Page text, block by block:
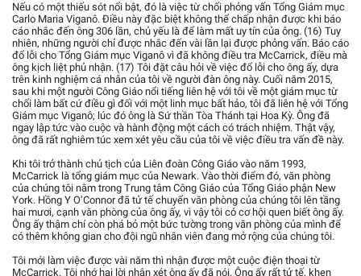
Nếu có một thiếu sót nổi bật, đó là việc từ chối phỏng vấn Tổng Giám mục
Carlo Maria Viganô. Điều này đặc biệt không thể chấp nhận được khi báo
cáo nhắc đến ông 306 lần, chủ yếu là để làm mất uy tín của ông. (16) Tuy
nhiên, những người chỉ được nhắc đến vài lần lại được phỏng vấn. Báo cáo
đổ lỗi cho Tổng Giám mục Viganô vì đã không điều tra McCarrick, điều mà
ông kịch liệt phủ nhận. (17) Tôi đặt câu hỏi về việc đổ lỗi cho ông ấy, dựa
trên kinh nghiệm cá nhân của tôi về người đàn ông này. Cuối năm 2015,
sau khi một người Công Giáo nổi tiếng liên hệ với tôi về một giám mục từ
chối làm bất cứ điều gì đối với một linh mục bất hảo, tôi đã liên hệ với Tổng
Giám mục Viganô; lúc đó ông là Sứ thần Tòa Thánh tại Hoa Kỳ. Ông đã
ngay lập tức vào cuộc và hành động một cách có trách nhiệm. Thật vậy,
ông đã rất nghiêm túc xem xét yêu cầu của tôi về việc điều tra vấn đề này.
Khi tôi trở thành chủ tịch của Liên đoàn Công Giáo vào năm 1993,
McCarrick là tổng giám mục của Newark. Vào thời điểm đó, văn phòng
của chúng tôi nằm trong Trung tâm Công Giáo của Tổng Giáo phận New
York. Hồng Y O’Connor đã tử tế chuyển văn phòng của chúng tôi lên tầng
hai mươi, cạnh văn phòng của ông ấy, vì vậy tôi có cơ hội quen biết ông ấy.
Ông ấy thậm chí còn phá bỏ một bức tường trong văn phòng của mình để
có thêm không gian cho đội ngũ nhân viên đang mở rộng của chúng tôi.
Tôi mới làm việc được vài năm thì nhận được một cuộc điện thoại từ
McCarrick. Tôi nhớ hai lời nhận xét ông ấy đã nói. Ông ấy rất tử tế, khen